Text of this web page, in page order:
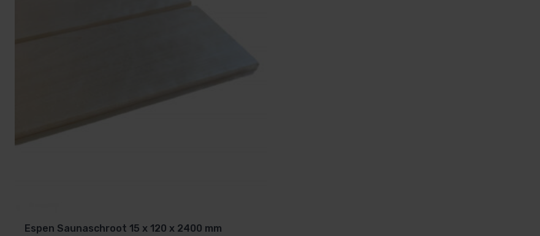
Saunabanken (zit- en ligbanken)
Boven- en onderbanken
Espen Saunaschroot 15 x 120 x 2400 mm